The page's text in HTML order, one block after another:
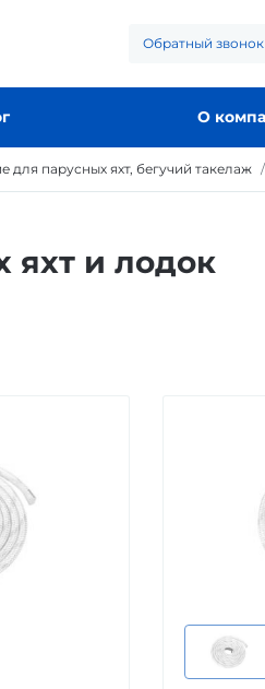
Обратный звонок
О
для парусных яхт, бегучий такелаж
яхт и лодок